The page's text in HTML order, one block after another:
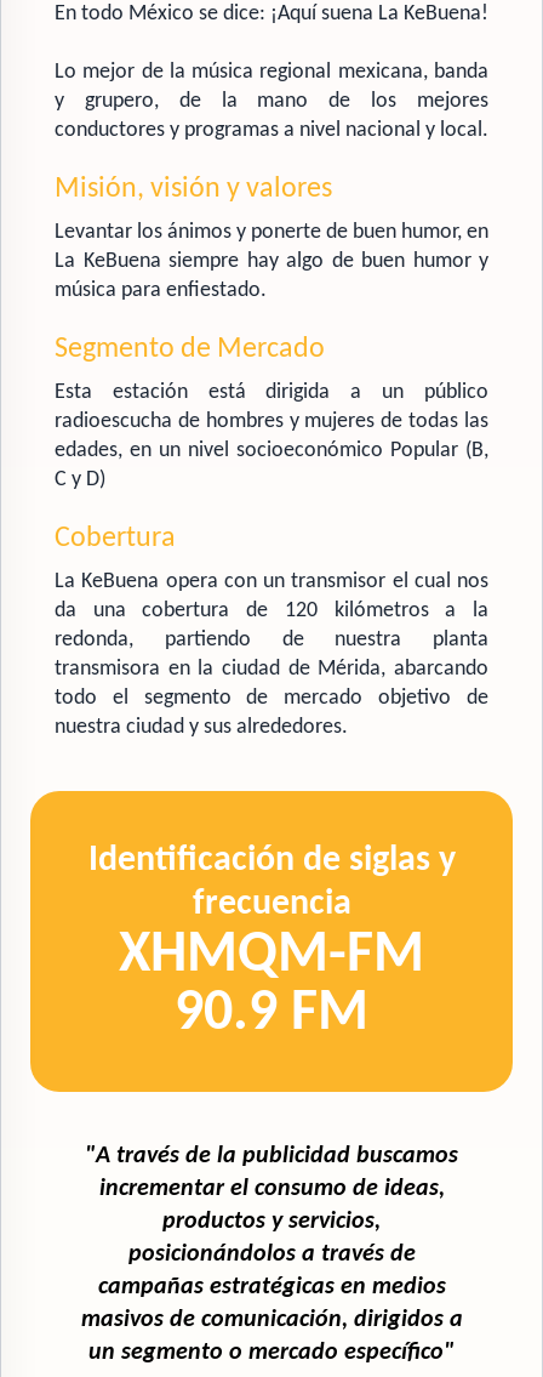
En todo México se dice: ¡Aquí suena La KeBuena!
Lo mejor de la música regional mexicana, banda
y grupero, de la mano de los mejores
conductores y programas a nivel nacional y local.
Misión, visión y valores
Levantar los ánimos y ponerte de buen humor, en
La KeBuena siempre hay algo de buen humor y
música para enfiestado.
Segmento de Mercado
Esta estación está dirigida a un público
radioescucha de hombres y mujeres de todas las
edades, en un nivel socioeconómico Popular (B,
C y D)
Cobertura
La KeBuena opera con un transmisor el cual nos
da una cobertura de 120 kilómetros a la
redonda, partiendo de nuestra planta
transmisora en la ciudad de Mérida, abarcando
todo el segmento de mercado objetivo de
nuestra ciudad y sus alrededores.
Identificación de siglas y
frecuencia
XHMQM-FM
90.9 FM
"A través de la publicidad buscamos
incrementar el consumo de ideas,
productos y servicios,
posicionándolos a través de
campañas estratégicas en medios
masivos de comunicación, dirigidos a
un segmento o mercado específico"